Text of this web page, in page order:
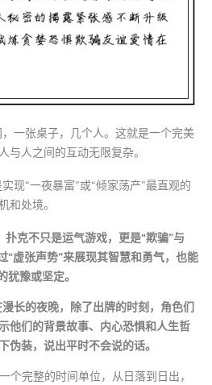
一张桌子，几个人。这就是一个完美
与人之间的互动无限复杂。
现“一夜暴富”或“倾家荡产”最直观的
和处境。
扑克不只是运气游戏，更是“欺骗”与
“虚张声势”来展现其智慧和勇气，也能
犹豫或坚定。
长的夜晚，除了出牌的时刻，角色们
他们的背景故事、内心恐惧和人生哲
伪装，说出平时不会说的话。
个完整的时间单位，从日落到日出，